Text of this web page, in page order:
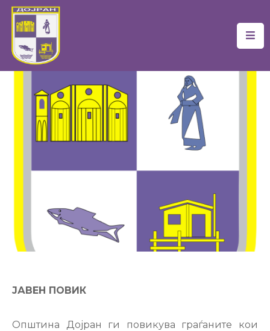
Почетна
Самоуправа
Новости
Финансии
Настани
ЈАВЕН ПОВИК
Општина Дојран ги повикува граѓаните кои